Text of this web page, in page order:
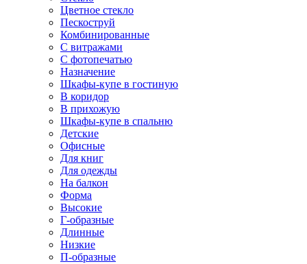
Цветное стекло
Пескоструй
Комбинированные
С витражами
С фотопечатью
Назначение
Шкафы-купе в гостиную
В коридор
В прихожую
Шкафы-купе в спальню
Детские
Офисные
Для книг
Для одежды
На балкон
Форма
Высокие
Г-образные
Длинные
Низкие
П-образные